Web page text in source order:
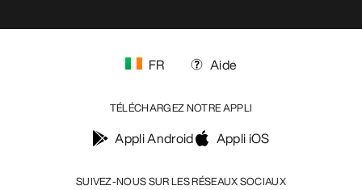
SUIVEZ-NOUS SUR LES RÉSEAUX SOCIAUX
FR Aide
TÉLÉCHARGEZ NOTRE APPLI
Appli Android Appli iOS